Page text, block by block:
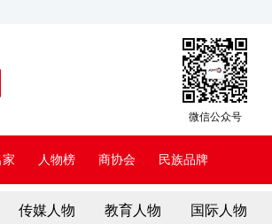
微信公众号
人物榜 商协会 民族品牌
传媒人物 教育人物 国际人物